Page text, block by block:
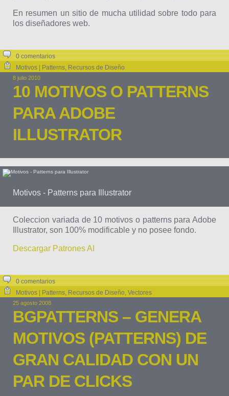
En resumen un sitio de mucha utilidad sobre todo para
los diseñadores web.
0 comentarios
Motivos | Patterns, Recursos de Diseño
8 julio 2010
10 MOTIVOS O PATTERNS
PARA ADOBE
ILLUSTRATOR
Motivos - Patterns para Illustrator
Coleccion variada de 10 motivos o patterns para Adobe
Illustrator, son 100% modificable y no posee fondo.
Descargar Patrones AI
0 comentarios
Motivos | Patterns, Recursos de Diseño, Vectores
25 agosto 2008
BGPATTERNS – GENERA
MOTIVOS (PATTERNS) DE
GRAN CALIDAD CON UN
PAR DE CLICKS